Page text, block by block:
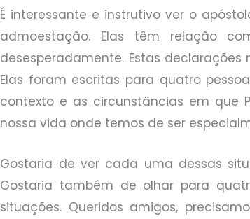
É interessante e instrutivo ver o
admoestação. Elas têm relação
desesperadamente. Estas
Elas foram escritas para quatro
contexto e as circunstâncias em que
nossa vida onde temos de ser
Gostaria de ver cada uma dessas
Gostaria também de olhar para
situações. Queridos amigos,